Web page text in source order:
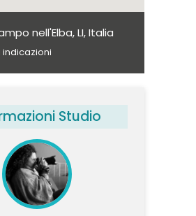
nell'Elba, LI, Italia
indicazioni
Studio